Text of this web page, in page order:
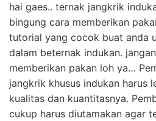
hai gaes.. ternak jangkrik
bingung cara memberikan
tutorial yang cocok buat anda
dalam beternak indukan.
memberikan pakan loh ya…
jangkrik khusus indukan harus
kualitas dan kuantitasnya.
cukup harus diutamakan agar